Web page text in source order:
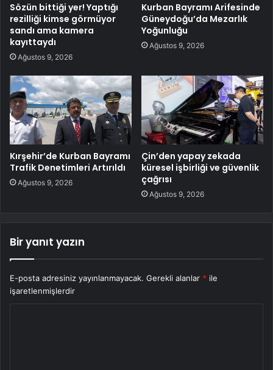
Sözün bittiği yer! Yaptığı
rezilliği kimse görmüyor
sandı ama kamera
kayıttaydı
Ağustos 9, 2026
Kurban Bayramı Arifesinde
Güneydoğu’da Mezarlık
Yoğunluğu
Ağustos 9, 2026
Kırşehir’de Kurban Bayramı
Trafik Denetimleri Artırıldı
Ağustos 9, 2026
Çin’den yapay zekada
küresel işbirliği ve güvenlik
çağrısı
Ağustos 9, 2026
Bir yanıt yazın
E-posta adresiniz yayınlanmayacak. Gerekli alanlar * ile
işaretlenmişlerdir